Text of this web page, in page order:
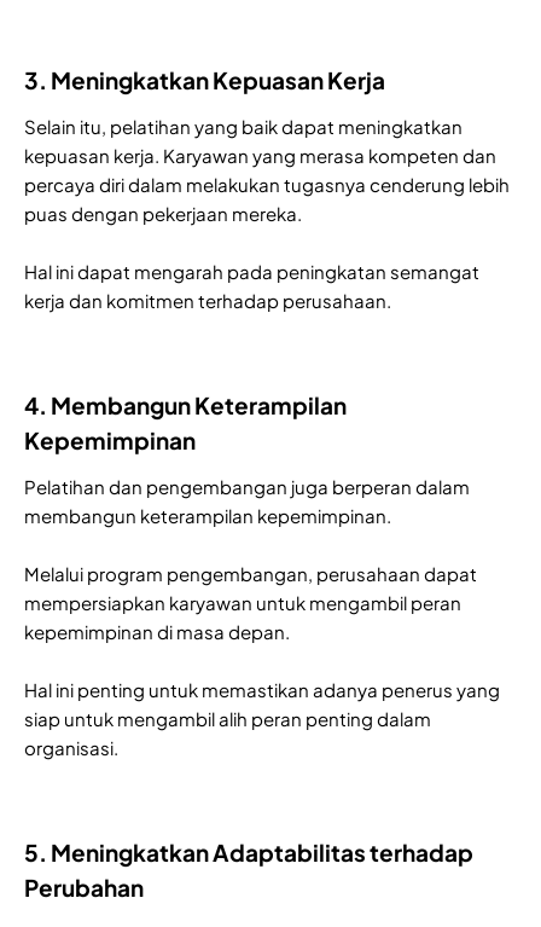
3. Meningkatkan Kepuasan Kerja
Selain itu, pelatihan yang baik dapat meningkatkan
kepuasan kerja. Karyawan yang merasa kompeten dan
percaya diri dalam melakukan tugasnya cenderung lebih
puas dengan pekerjaan mereka.
Hal ini dapat mengarah pada peningkatan semangat
kerja dan komitmen terhadap perusahaan.
4. Membangun Keterampilan
Kepemimpinan
Pelatihan dan pengembangan juga berperan dalam
membangun keterampilan kepemimpinan.
Melalui program pengembangan, perusahaan dapat
mempersiapkan karyawan untuk mengambil peran
kepemimpinan di masa depan.
Hal ini penting untuk memastikan adanya penerus yang
siap untuk mengambil alih peran penting dalam
organisasi.
5. Meningkatkan Adaptabilitas terhadap
Perubahan